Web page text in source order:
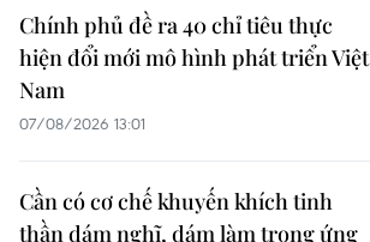
Chính phủ đề ra 40 chỉ tiêu thực
hiện đổi mới mô hình phát triển Việt
Nam
07/08/2026 13:01
Cần có cơ chế khuyến khích tinh
thần dám nghĩ, dám làm trong ứng